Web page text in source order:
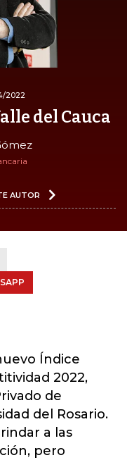
2022
del Cauca
AUTOR
Índice
2022,
de
del Rosario.
a las
pero